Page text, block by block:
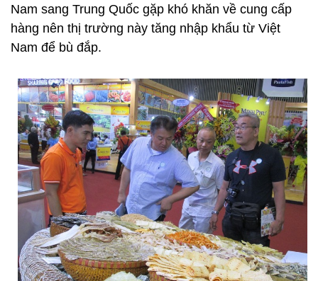
Nam sang Trung Quốc gặp khó khăn về cung cấp
hàng nên thị trường này tăng nhập khẩu từ Việt
Nam để bù đắp.